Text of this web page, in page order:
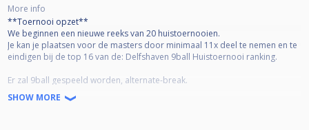
More info
**Toernooi opzet**
We beginnen een nieuwe reeks van 20 huistoernooien.
Je kan je plaatsen voor de masters door minimaal 11x deel te nemen en te
eindigen bij de top 16 van de: Delfshaven 9ball Huistoernooi ranking.
Er zal 9ball gespeeld worden, alternate-break.
Minimaal race naar de 3, afhankelijk van het toernooi verloop kan deze
verhoogd worden.
SHOW MORE